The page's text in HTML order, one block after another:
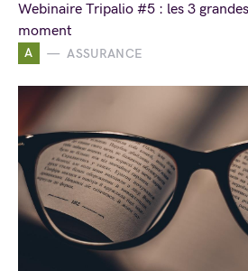
A ASSURANCE
Webinaire Tripalio #5 : les 3
moment